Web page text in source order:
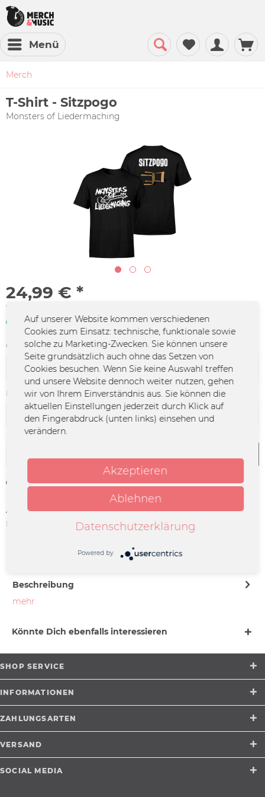
Menü
Merch
T-Shirt - Sitzpogo
Monsters of Liedermaching
24,99 € *
*inkl. MwSt.
Sofort verfügbar | 3 - 4 Werktage
Größe:
Farbe:
Merken
Artikel-Nr.:
MOL-0003
Herstellerinfo:
Merchcowboy GmbH & Co. KG
Friedrich-Ebert-Straße 7 | 48153
Münster |
support@merchcowboy.com
Beschreibung
mehr
Könnte Dich ebenfalls interessieren
SHOP SERVICE
INFORMATIONEN
ZAHLUNGSARTEN
VERSAND
SOCIAL MEDIA
Auf unserer Website kommen verschiedenen
Cookies zum Einsatz: technische, funktionale sowie
solche zu Marketing-Zwecken. Sie können unsere
Seite grundsätzlich auch ohne das Setzen von
Cookies besuchen. Wenn Sie keine Auswahl treffen
und unsere Website dennoch weiter nutzen, gehen
wir von Ihrem Einverständnis aus. Sie können die
aktuellen Einstellungen jederzeit durch Klick auf
den Fingerabdruck (unten links) einsehen und
verändern.
Akzeptieren
Ablehnen
Datenschutzerklärung
Powered by